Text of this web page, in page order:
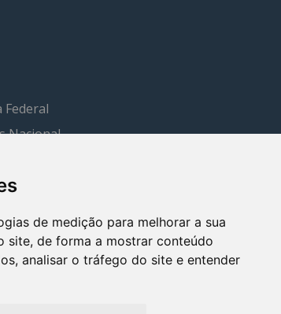
de medição para melhorar a sua
site, de forma a mostrar conteúdo
analisar o tráfego do site e entender
Federal
Nacional
do Trabalho